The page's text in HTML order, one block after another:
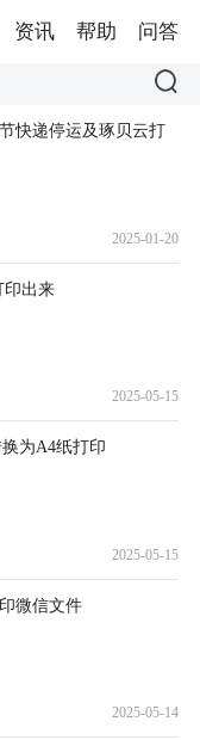
节快递停运及琢贝云打
2025-01-20
印出来
2025-05-15
为A4纸打印
2025-05-15
微信文件
2025-05-14
资讯 帮助 问答